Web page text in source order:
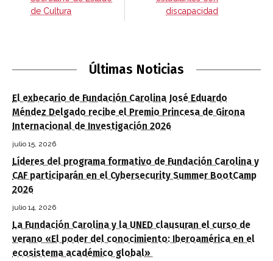
de Cultura
discapacidad
Últimas Noticias
El exbecario de Fundación Carolina José Eduardo
Méndez Delgado recibe el Premio Princesa de Girona
Internacional de Investigación 2026
julio 15, 2026
Líderes del programa formativo de Fundación Carolina y
CAF participarán en el Cybersecurity Summer BootCamp
2026
julio 14, 2026
La Fundación Carolina y la UNED clausuran el curso de
verano «El poder del conocimiento: Iberoamérica en el
ecosistema académico global»